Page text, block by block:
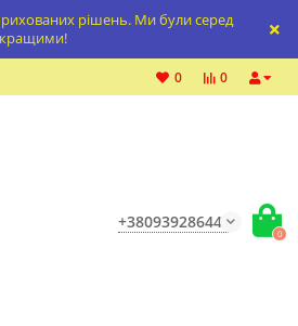
рішень. Ми були серед
0
0
+380939286447
0